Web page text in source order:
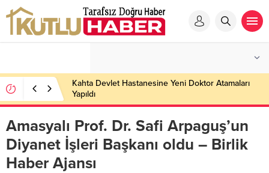
Kahta Devlet Hastanesine Yeni Doktor Atamaları
Yapıldı
Amasyalı Prof. Dr. Safi Arpaguş’un
Diyanet İşleri Başkanı oldu – Birlik
Haber Ajansı